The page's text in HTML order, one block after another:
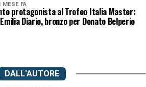
MESE FA
protagonista al Trofeo Italia Master:
Diario, bronzo per Donato Belperio
DALL'AUTORE